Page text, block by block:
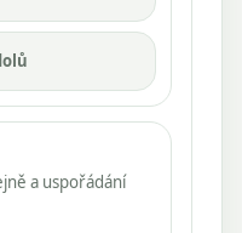
a uspořádání